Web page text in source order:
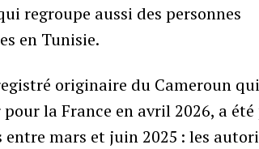
regroupe aussi des personnes
en Tunisie.
originaire du Cameroun
la France en avril 2026, a été
mars et juin 2025 : les